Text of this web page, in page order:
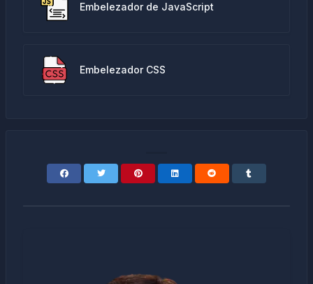
Embelezador de JavaScript
Embelezador CSS